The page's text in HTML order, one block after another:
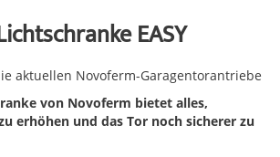
EASY
aktuellen Novoferm-Garagentorantriebe
von Novoferm bietet alles,
erhöhen und das Tor noch sicherer zu